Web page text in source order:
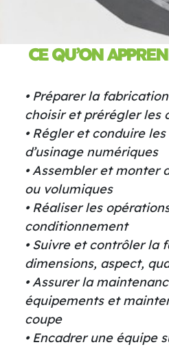
CE QU’ON
• Préparer la
choisir et prérégler les
• Régler et conduire
d’usinage numériques
• Assembler et monter
ou volumiques
• Réaliser les
conditionnement
• Suivre et contrôler la
dimensions, aspect,
• Assurer la
équipements et
coupe
• Encadrer une équipe